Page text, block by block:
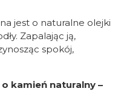
jest o naturalne olejki
Zapalając ją,
spokój,
kamień naturalny –